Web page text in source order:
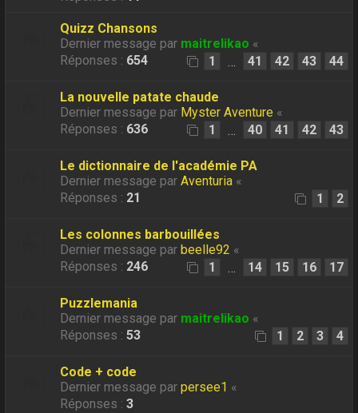
Quizz Chansons
Dernier message par maitrelikao «
Réponses : 654 1 … 41 42 43 44
La nouvelle patate chaude
Dernier message par Myster Aventure «
Réponses : 636 1 … 40 41 42 43
Le dictionnaire de l'académie PA
Dernier message parAventuria «
Réponses : 21 1 2
Les colonnes barbouillées
Dernier message par beelle92 «
Réponses : 246 1 … 14 15 16 17
Puzzlemania
Dernier message par maitrelikao «
Réponses :53 1 2 3 4
Code + code
Dernier message parpersee1 «
Réponses :3